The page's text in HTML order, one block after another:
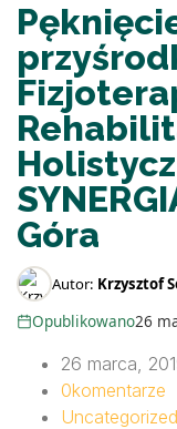
Góra
Autor: Krzysztof
Opublikowano26
26 marca,
0komentarze
Uncategorized